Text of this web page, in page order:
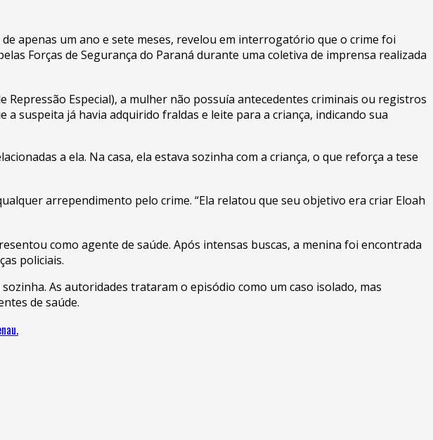
apenas um ano e sete meses, revelou em interrogatório que o crime foi
Forças de Segurança do Paraná durante uma coletiva de imprensa realizada
Especial), a mulher não possuía antecedentes criminais ou registros
suspeita já havia adquirido fraldas e leite para a criança, indicando sua
a ela. Na casa, ela estava sozinha com a criança, o que reforça a tese
arrependimento pelo crime. “Ela relatou que seu objetivo era criar Eloah
como agente de saúde. Após intensas buscas, a menina foi encontrada
policiais.
As autoridades trataram o episódio como um caso isolado, mas
de saúde.